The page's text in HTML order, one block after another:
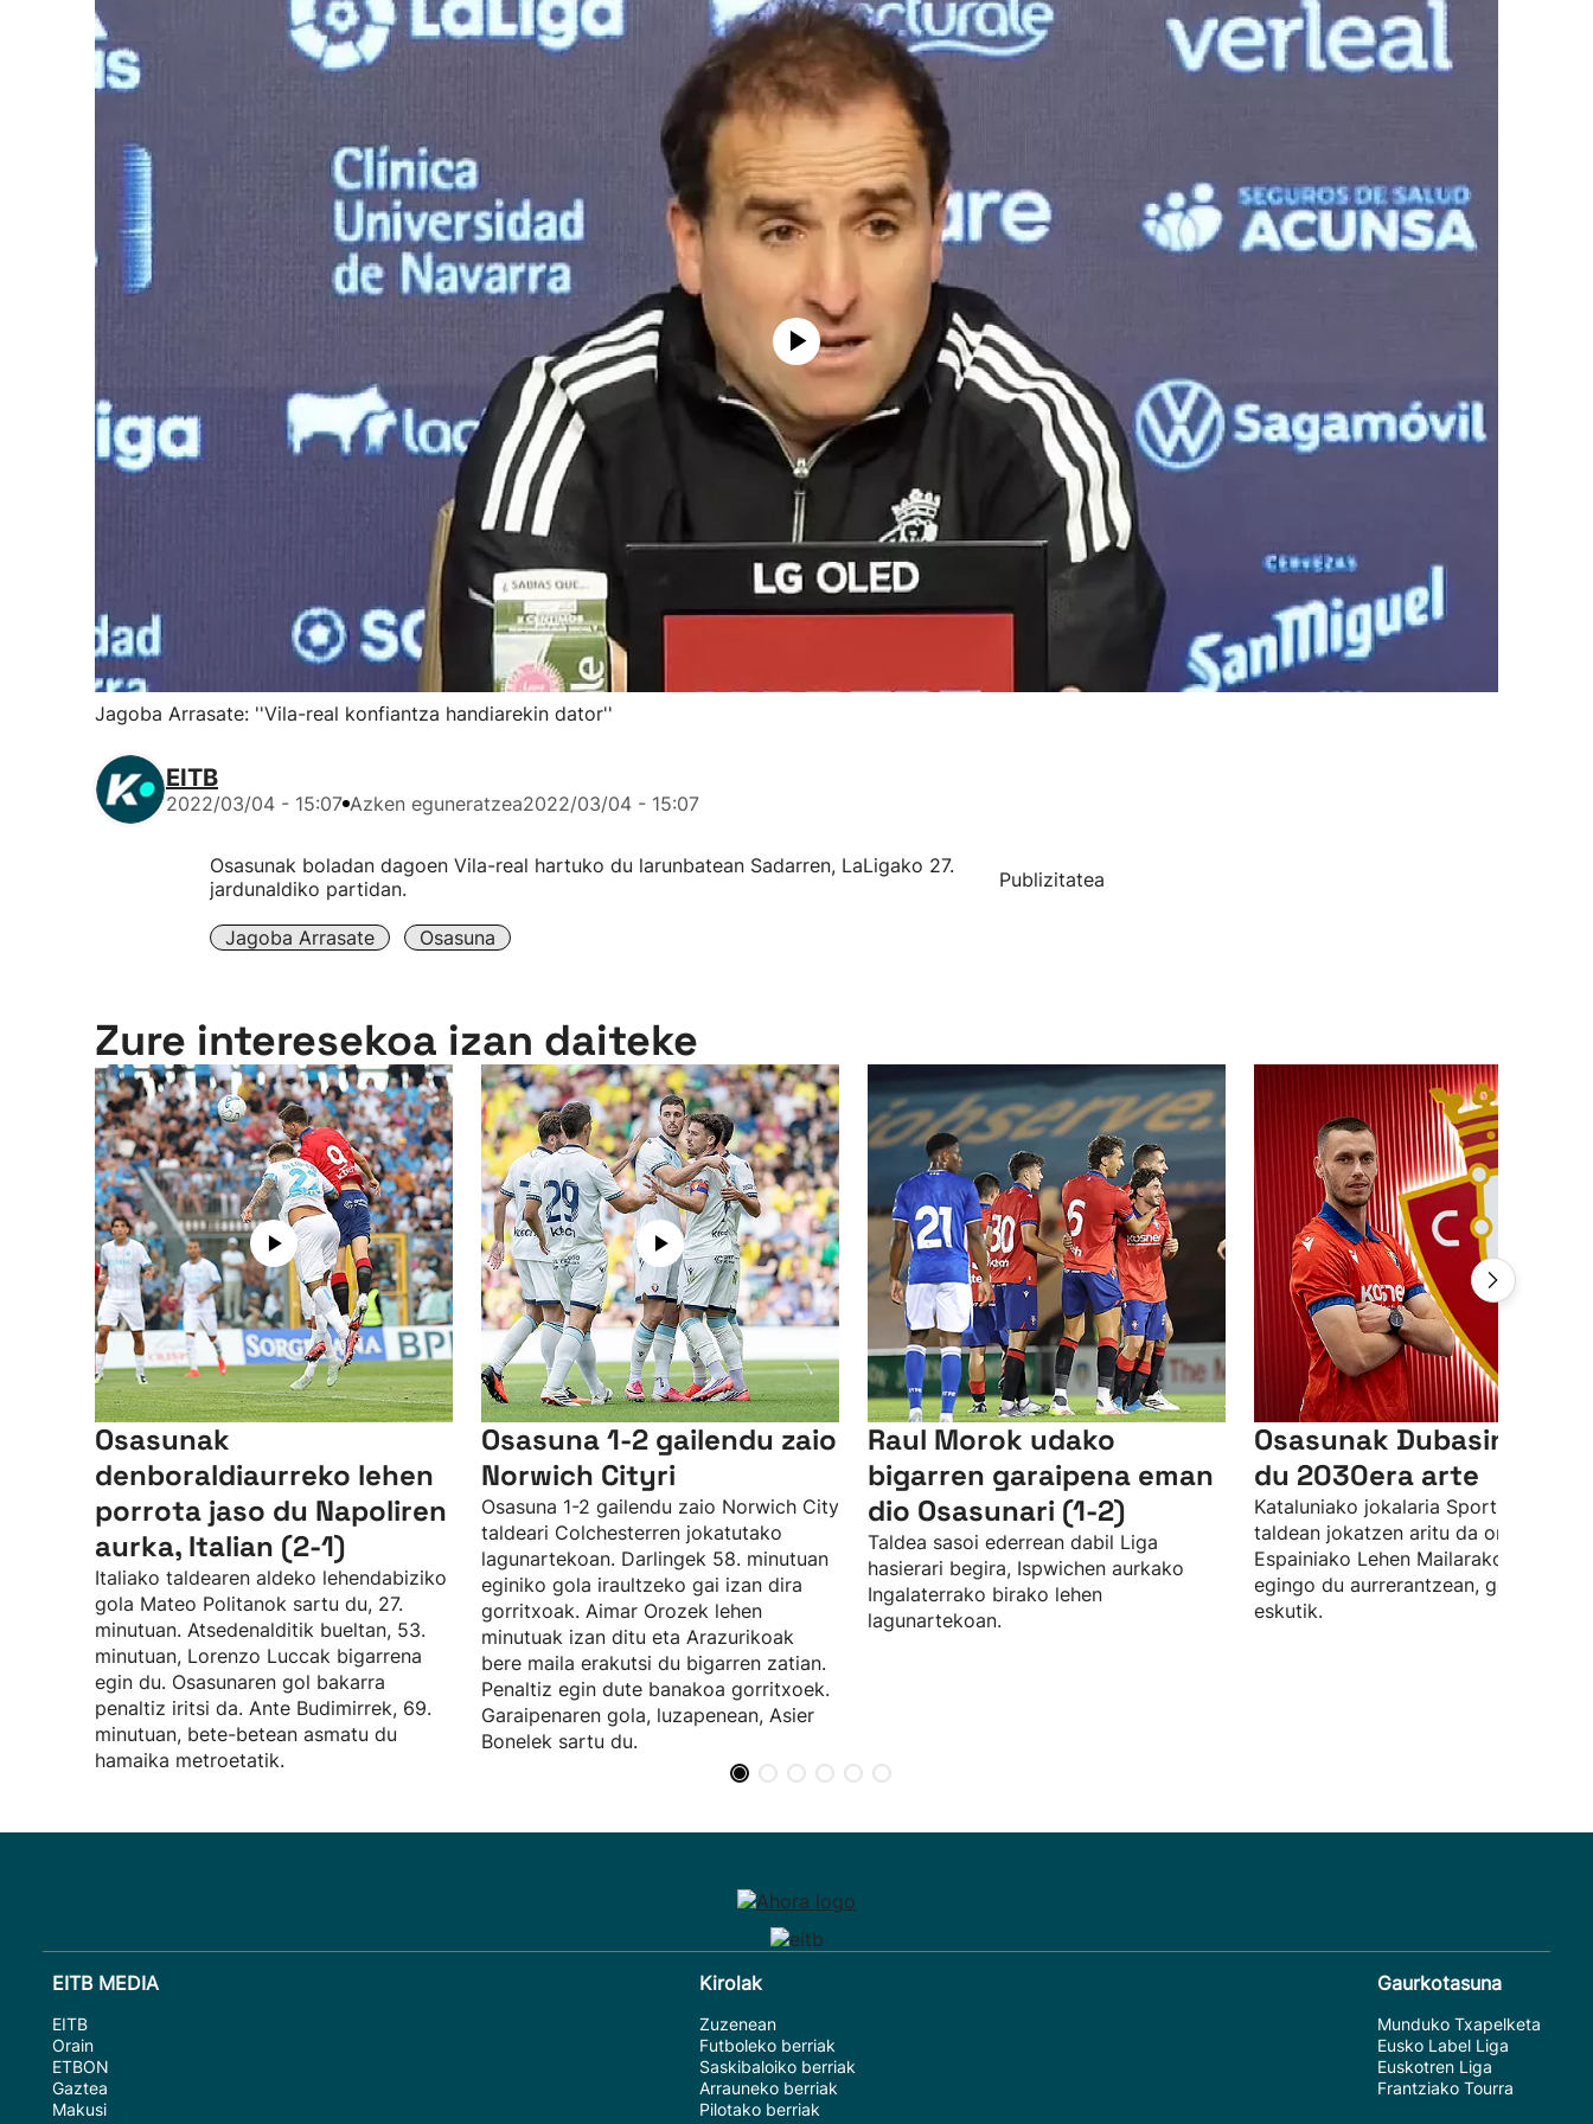
Jagoba Arrasate: ''Vila-real konfiantza handiarekin dator''
EITB
2022/03/04 - 15:07 Azken eguneratzea2022/03/04 - 15:07
Osasunak boladan dagoen Vila-real hartuko du larunbatean Sadarren, LaLigako 27.
jardunaldiko partidan.
Jagoba Arrasate Osasuna
Publizitatea
Zure interesekoa izan daiteke
Osasunak
denboraldiaurreko lehen
porrota jaso du Napoliren
aurka, Italian (2-1)
Italiako taldearen aldeko lehendabiziko
gola Mateo Politanok sartu du, 27.
minutuan. Atsedenalditik bueltan, 53.
minutuan, Lorenzo Luccak bigarrena
egin du. Osasunaren gol bakarra
penaltiz iritsi da. Ante Budimirrek, 69.
minutuan, bete-betean asmatu du
hamaika metroetatik.
Osasuna 1-2 gailendu zaio
Norwich Cityri
Osasuna 1-2 gailendu zaio Norwich City
taldeari Colchesterren jokatutako
lagunartekoan. Darlingek 58. minutuan
eginiko gola iraultzeko gai izan dira
gorritxoak. Aimar Orozek lehen
minutuak izan ditu eta Arazurikoak
bere maila erakutsi du bigarren zatian.
Penaltiz egin dute banakoa gorritxoek.
Garaipenaren gola, luzapenean, Asier
Bonelek sartu du.
Raul Morok udako
bigarren garaipena eman
dio Osasunari (1-2)
Taldea sasoi ederrean dabil Liga
hasierari begira, Ispwichen aurkako
Ingalaterrako birako lehen
lagunartekoan.
Osasunak Dubasin
du 2030era arte
Kataluniako jokalaria Sporting Gijon
taldean jokatzen aritu da orain arte,
Espainiako Lehen Mailarako aldaketa
egingo du aurrerantzean, gorritxoen
eskutik.
EITB MEDIA
EITB
Orain
ETBON
Gaztea
Makusi
Kirolak
Zuzenean
Futboleko berriak
Saskibaloiko berriak
Arrauneko berriak
Pilotako berriak
Gaurkotasuna
Munduko Txapelketa
Eusko Label Liga
Euskotren Liga
Frantziako Tourra